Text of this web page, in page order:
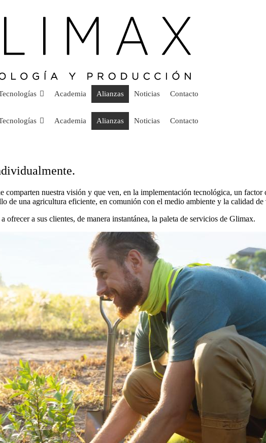
Academia Alianzas Noticias Contacto
Academia Alianzas Noticias Contacto
comparten nuestra visión y que ven, en la implementación tecnológica, un
de una agricultura eficiente, en comunión con el medio ambiente y la calidad de
a sus clientes, de manera instantánea, la paleta de servicios de Glimax.